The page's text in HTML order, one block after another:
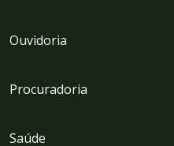
Ouvidoria
Procuradoria
Saúde